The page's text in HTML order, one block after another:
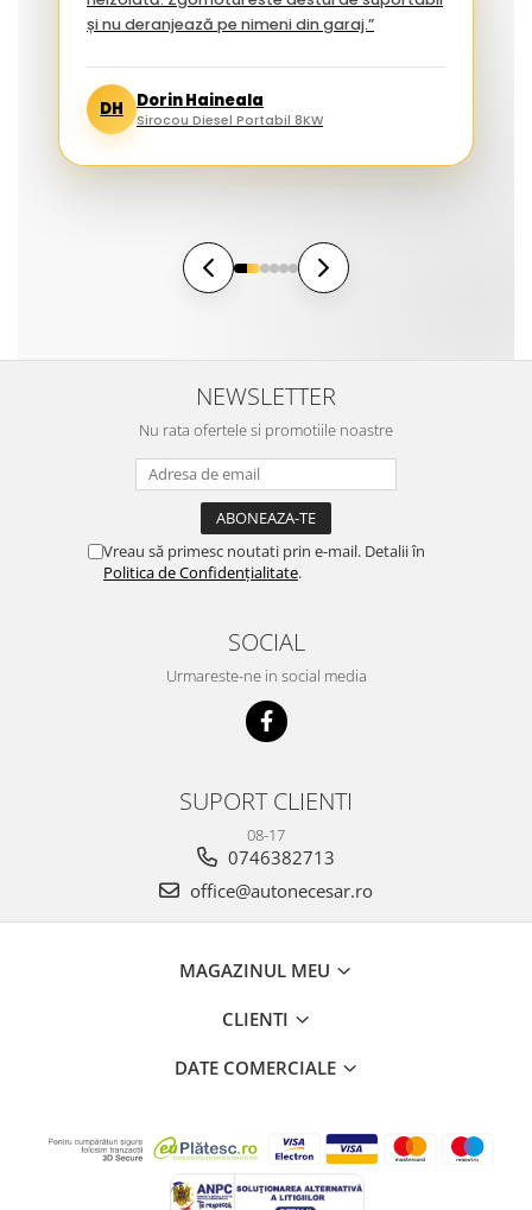
și nu deranjează pe nimeni din garaj.”
DH Dorin Haineala
Sirocou Diesel Portabil 8KW
NEWSLETTER
Nu rata ofertele si promotiile noastre
Vreau să primesc noutati prin e-mail. Detalii în
Politica de Confidențialitate.
SOCIAL
Urmareste-ne in social media
SUPORT CLIENTI
08-17
0746382713
office@autonecesar.ro
MAGAZINUL MEU
CLIENTI
DATE COMERCIALE